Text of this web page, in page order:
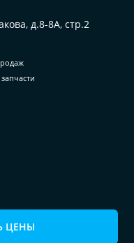
ЦЕНЫ
д.8-8А, стр.2